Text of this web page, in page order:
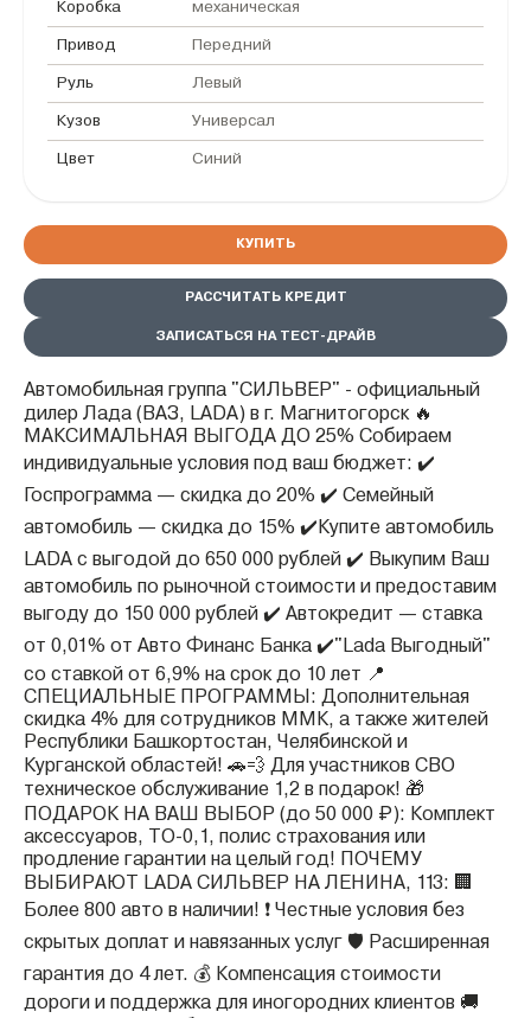
Коробка механическая
Привод Передний
Руль Левый
Кузов Универсал
Цвет Синий
КУПИТЬ
РАССЧИТАТЬ КРЕДИТ
ЗАПИСАТЬСЯ НА ТЕСТ-ДРАЙВ
Автомобильная группа "СИЛЬВЕР" - официальный
дилер Лада (ВАЗ, LADA) в г. Магнитогорск 🔥
МАКСИМАЛЬНАЯ ВЫГОДА ДО 25% Собираем
индивидуальные условия под ваш бюджет: ✔️
Госпрограмма — скидка до 20% ✔️ Семейный
автомобиль — скидка до 15% ✔️Купите автомобиль
LADA с выгодой до 650 000 рублей ✔️ Выкупим Ваш
автомобиль по рыночной стоимости и предоставим
выгоду до 150 000 рублей ✔️ Автокредит — ставка
от 0,01% от Авто Финанс Банка ✔️"Lada Выгодный"
со ставкой от 6,9% на срок до 10 лет 📍
СПЕЦИАЛЬНЫЕ ПРОГРАММЫ: Дополнительная
скидка 4% для сотрудников ММК, а также жителей
Республики Башкортостан, Челябинской и
Курганской областей! 🚗💨 Для участников СВО
техническое обслуживание 1,2 в подарок! 🎁
ПОДАРОК НА ВАШ ВЫБОР (до 50 000 ₽): Комплект
аксессуаров, ТО-0,1, полис страхования или
продление гарантии на целый год! ПОЧЕМУ
ВЫБИРАЮТ LADA СИЛЬВЕР НА ЛЕНИНА, 113: 🏢
Более 800 авто в наличии! ❗️ Честные условия без
скрытых доплат и навязанных услуг 🛡️ Расширенная
гарантия до 4 лет. 💰 Компенсация стоимости
дороги и поддержка для иногородних клиентов 🚚